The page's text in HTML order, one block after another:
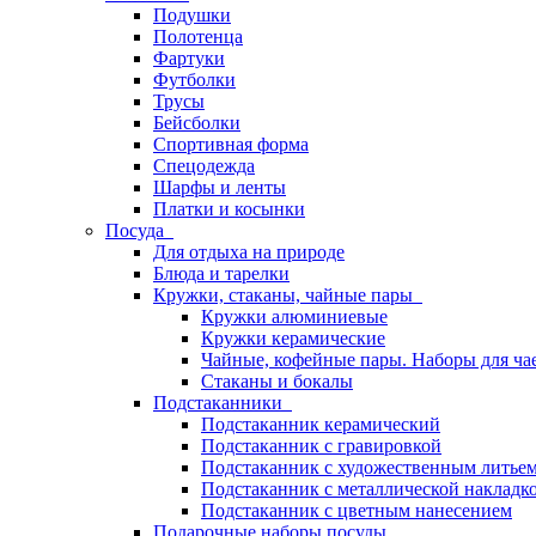
Подушки
Полотенца
Фартуки
Футболки
Трусы
Бейсболки
Спортивная форма
Спецодежда
Шарфы и ленты
Платки и косынки
Посуда
Для отдыха на природе
Блюда и тарелки
Кружки, стаканы, чайные пары
Кружки алюминиевые
Кружки керамические
Чайные, кофейные пары. Наборы для
Стаканы и бокалы
Подстаканники
Подстаканник керамический
Подстаканник c гравировкой
Подстаканник с художественным
Подстаканник с металлической
Подстаканник с цветным нанесением
Подарочные наборы посуды